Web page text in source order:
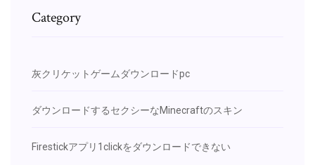
Category
灰クリケットゲームダウンロードpc
ダウンロードするセクシーなMinecraftのスキン
Firestickアプリ1clickをダウンロードできない